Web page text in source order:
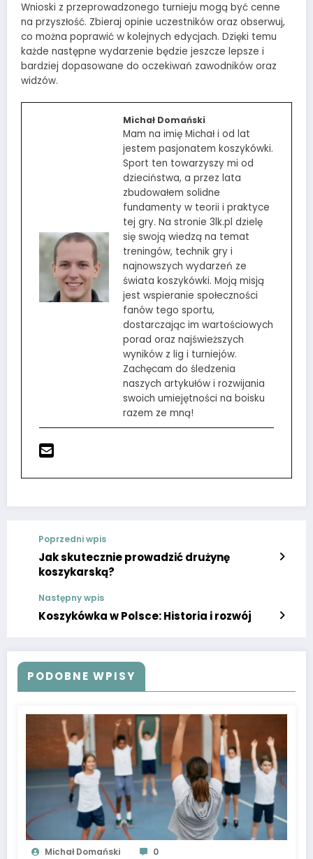
Wnioski z przeprowadzonego turnieju mogą być cenne
na przyszłość. Zbieraj opinie uczestników oraz obserwuj,
co można poprawić w kolejnych edycjach. Dzięki temu
każde następne wydarzenie będzie jeszcze lepsze i
bardziej dopasowane do oczekiwań zawodników oraz
widzów.
Michał Domański
Mam na imię Michał i od lat
jestem pasjonatem koszykówki.
Sport ten towarzyszy mi od
dzieciństwa, a przez lata
zbudowałem solidne
fundamenty w teorii i praktyce
tej gry. Na stronie 3lk.pl dzielę
się swoją wiedzą na temat
treningów, technik gry i
najnowszych wydarzeń ze
świata koszykówki. Moją misją
jest wspieranie społeczności
fanów tego sportu,
dostarczając im wartościowych
porad oraz najświeższych
wyników z lig i turniejów.
Zachęcam do śledzenia
naszych artykułów i rozwijania
swoich umiejętności na boisku
razem ze mną!
Poprzedni wpis
Jak skutecznie prowadzić drużynę
koszykarską?
Następny wpis
Koszykówka w Polsce: Historia i rozwój
PODOBNE WPISY
Michał Domański 0